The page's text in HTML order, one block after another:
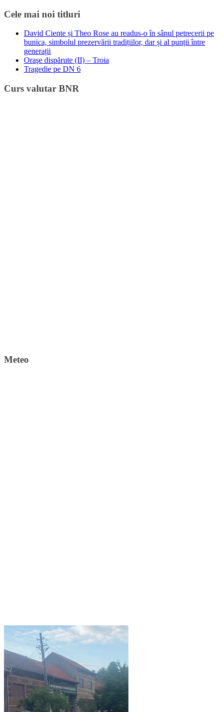
Cele mai noi titluri
David Ciente și Theo Rose au readus-o în sânul petrecerii pe
bunica, simbolul prezervării tradițiilor, dar și al punții între
generații
Oraşe dispărute (II) – Troia
Tragedie pe DN 6
Curs valutar BNR
Meteo